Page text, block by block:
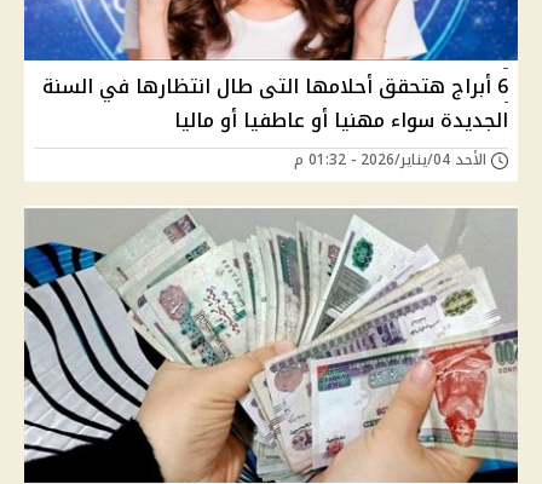
6 أبراج هتحقق أحلامها التى طال انتظارها في السنة
الجديدة سواء مهنيا أو عاطفيا أو ماليا
الأحد 04/يناير/2026 - 01:32 م